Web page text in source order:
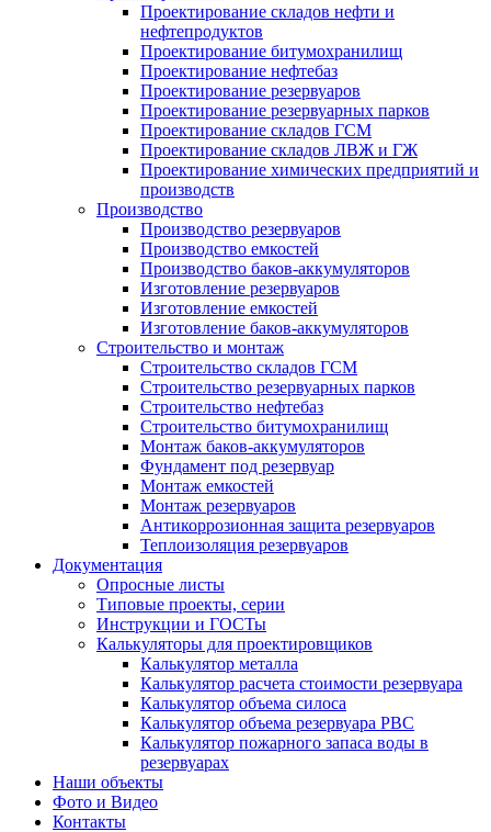
Проектирование складов нефти и
нефтепродуктов
Проектирование битумохранилищ
Проектирование нефтебаз
Проектирование резервуаров
Проектирование резервуарных парков
Проектирование складов ГСМ
Проектирование складов ЛВЖ и ГЖ
Проектирование химических предприятий и
производств
Производство
Производство резервуаров
Производство емкостей
Производство баков-аккумуляторов
Изготовление резервуаров
Изготовление емкостей
Изготовление баков-аккумуляторов
Строительство и монтаж
Строительство складов ГСМ
Строительство резервуарных парков
Строительство нефтебаз
Строительство битумохранилищ
Монтаж баков-аккумуляторов
Фундамент под резервуар
Монтаж емкостей
Монтаж резервуаров
Антикоррозионная защита резервуаров
Теплоизоляция резервуаров
Документация
Опросные листы
Типовые проекты, серии
Инструкции и ГОСТы
Калькуляторы для проектировщиков
Калькулятор металла
Калькулятор расчета стоимости резервуара
Калькулятор объема силоса
Калькулятор объема резервуара РВС
Калькулятор пожарного запаса воды в
резервуарах
Наши объекты
Фото и Видео
Контакты